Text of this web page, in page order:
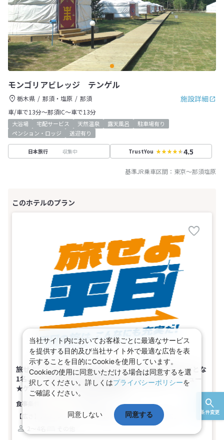
条件変更
モンゴリアビレッジ テンゲル
施設詳細
栃木県 那須・塩原
那須
車/車で13分～那須IC～車で13分
大浴場 宅配サービス 天然温泉 露天風呂
駐車場有り
ペンション・ロッジ
送迎有り
日本旅行 収集中 TrustYou 4.5
基準JR乗車区間： 東京～那須塩原
旅せよ平日★栃木 平日の旅は、こんなにも充実だ！ おとな
1名、こども1名以上からお申込みOK♪夕食はバーベキュー
★ゲル（４ベッド）(2名～4名1室)
【広さ】22.3平米
【ベッド】幅85cm×長さ189cm（4台）
当社サイト内においてお客様ごとに最適なサービス
を提供する目的及び当社サイト外で最適な広告を表
示することを目的にCookieを使用しています。
Cookieの使用に同意いただける場合は同意するを選
択してください。詳しくはプライバシーポリシーを
ご確認ください。
同意しない 同意する